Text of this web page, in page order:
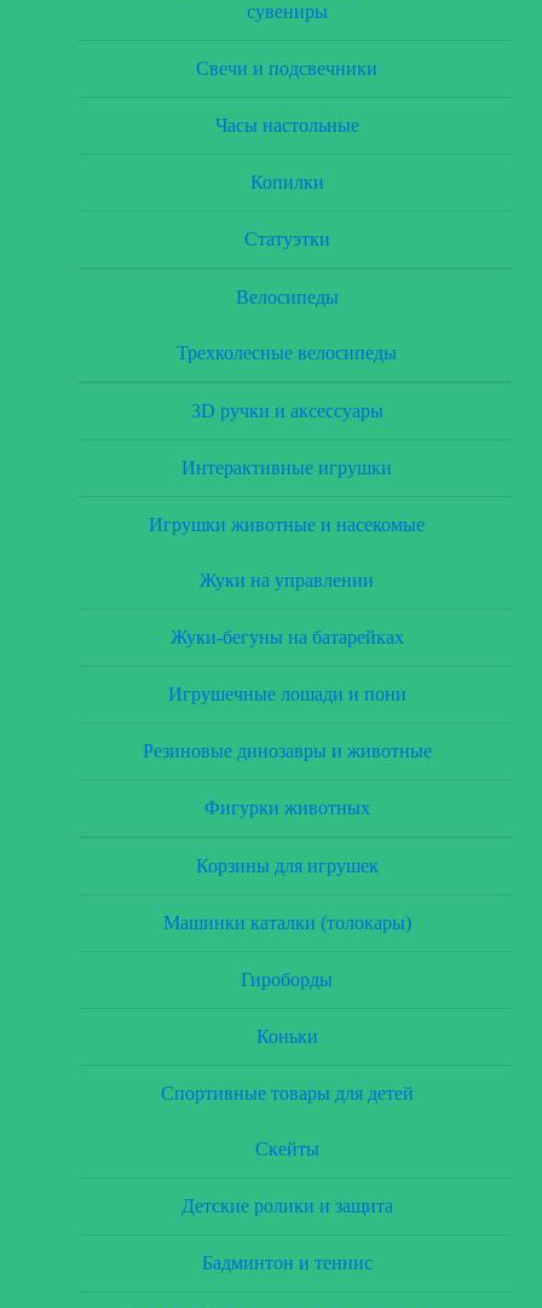
сувениры
Свечи и подсвечники
Часы настольные
Копилки
Статуэтки
Велосипеды
Трехколесные велосипеды
3D ручки и аксессуары
Интерактивные игрушки
Игрушки животные и насекомые
Жуки на управлении
Жуки-бегуны на батарейках
Игрушечные лошади и пони
Резиновые динозавры и животные
Фигурки животных
Корзины для игрушек
Машинки каталки (толокары)
Гироборды
Коньки
Спортивные товары для детей
Скейты
Детские ролики и защита
Бадминтон и теннис